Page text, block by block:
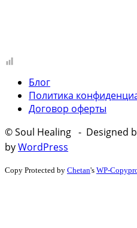
Блог
Политика
Договор оферты
© Soul Healing - Designed
byWordPress
Copy Protected by Chetan's WP-